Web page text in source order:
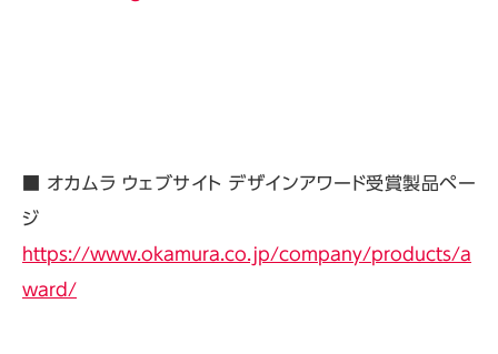
■ オカムラ ウェブサイト デザインアワード受賞製品ペー
ジ
https://www.okamura.co.jp/company/products/a
ward/